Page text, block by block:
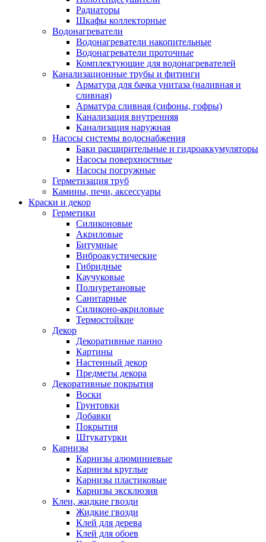
Радиаторы
Шкафы коллекторные
Водонагреватели
Водонагреватели накопительные
Водонагреватели проточные
Комплектующие для водонагревателей
Канализационные трубы и фитинги
Арматура для бачка унитаза (наливная и
сливная)
Арматура сливная (сифоны, гофры)
Канализация внутренняя
Канализация наружная
Насосы системы водоснабжения
Баки расширительные и гидроаккумуляторы
Насосы поверхностные
Насосы погружные
Герметизация труб
Камины, печи, аксессуары
Краски и декор
Герметики
Силиконовые
Акриловые
Битумные
Виброакустические
Гибридные
Каучуковые
Полиуретановые
Санитарные
Силиконо-акриловые
Термостойкие
Декор
Декоративные панно
Картины
Настенный декор
Предметы декора
Декоративные покрытия
Воски
Грунтовки
Добавки
Покрытия
Штукатурки
Карнизы
Карнизы алюминиевые
Карнизы круглые
Карнизы пластиковые
Карнизы эксклюзив
Клеи, жидкие гвозди
Жидкие гвозди
Клей для дерева
Клей для обоев